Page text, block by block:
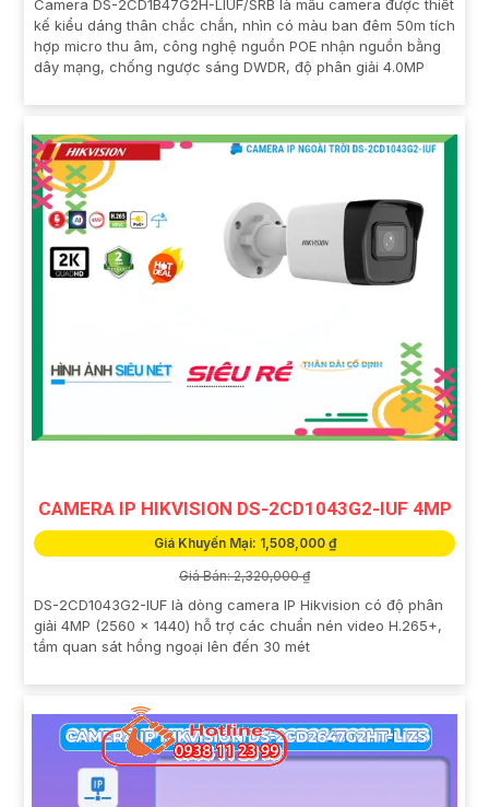
Camera DS-2CD1B47G2H-LIUF/SRB là mẫu camera được thiết
kế kiểu dáng thân chắc chắn, nhìn có màu ban đêm 50m tích
hợp micro thu âm, công nghệ nguồn POE nhận nguồn bằng
dây mạng, chống ngược sáng DWDR, độ phân giải 4.0MP
CAMERA IP HIKVISION DS-2CD1043G2-IUF 4MP
Giá Khuyến Mại: 1,508,000 ₫
Giá Bán: 2,320,000 ₫
DS-2CD1043G2-IUF là dòng camera IP Hikvision có độ phân
giải 4MP (2560 × 1440) hỗ trợ các chuẩn nén video H.265+,
tầm quan sát hồng ngoại lên đến 30 mét